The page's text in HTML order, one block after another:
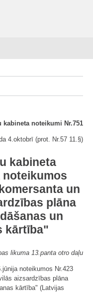
kabineta noteikumi Nr.751
4.oktobrī (prot. Nr.57 11.§)
kabineta
noteikumos
un
plāna
un
kārtība"
likuma 13.panta otro daļu
noteikumos Nr.423
aizsardzības plāna
kārtība" (Latvijas